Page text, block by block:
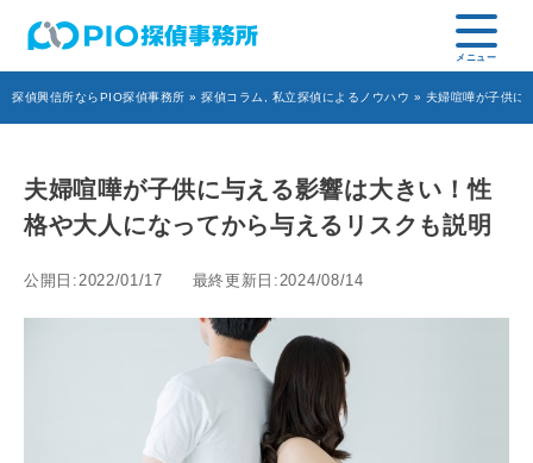
探偵興信所ならPIO探偵事務所 » 探偵コラム 私立探偵によるノウハウ » 夫婦喧嘩が子供に
夫婦喧嘩が子供に与える影響は大きい！性
格や大人になってから与えるリスクも説明
公開日:2022/01/17 最終更新日:2024/08/14